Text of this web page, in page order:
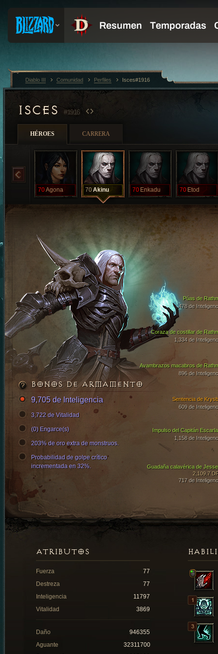
ISCES #1916
HÉROES CARRERA
70Agona 70Akinu 70 Enkadu 70 Etod
Coraza de costillar de
1,334 de
Avambrazos macabros de
896 de
Púas de
478 de
Impulso del Capitán
1,158 de
Guadaña calavérica de
2,109.7
717 de
Sentencia de
609 de
BONOS DE ARMAMENTO
9,705 de Inteligencia
3,722 de Vitalidad
(0) Engarce(s)
203% de oro extra de monstruos.
Probabilidad de golpe crítico
incrementada en 32%.
ATRIBUTOS
Fuerza
77
Destreza
77
Inteligencia
11797
Vitalidad
3869
Daño
946355
Aguante
32311700
Diablo III Comunidad Perfiles Isces#1916